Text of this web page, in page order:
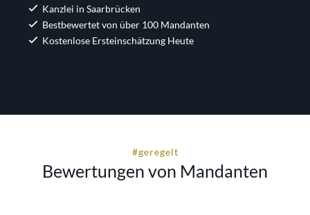
Kanzlei in Saarbrücken
Bestbewertet von über 100 Mandanten
Kostenlose Ersteinschätzung Heute
#geregelt
Bewertungen von Mandanten